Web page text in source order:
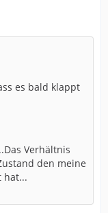
es bald klappt
Verhältnis
den meine
hat...